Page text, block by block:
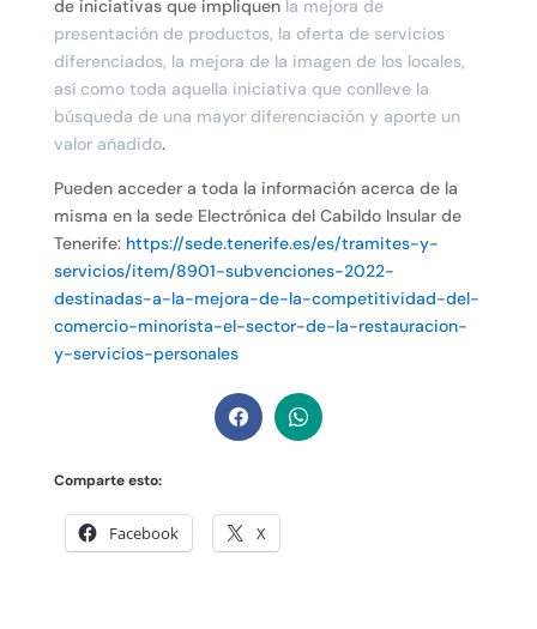
de iniciativas que impliquen la mejora de
presentación de productos, la oferta de servicios
diferenciados, la mejora de la imagen de los locales,
así como toda aquella iniciativa que conlleve la
búsqueda de una mayor diferenciación y aporte un
valor añadido.
Pueden acceder a toda la información acerca de la
misma en la sede Electrónica del Cabildo Insular de
Tenerife: https://sede.tenerife.es/es/tramites-y-
servicios/item/8901-subvenciones-2022-
destinadas-a-la-mejora-de-la-competitividad-del-
comercio-minorista-el-sector-de-la-restauracion-
y-servicios-personales
Comparte esto:
Facebook X